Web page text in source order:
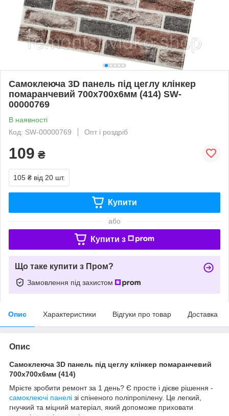
Самоклеюча 3D панель під цеглу клінкер
помаранчевий 700x700x6мм (414) SW-
00000769
В наявності
Код: SW-00000769
Опт і роздріб
109 ₴
105 ₴ від 20 шт.
Купити
або
Купити з
Що таке купити з Пром?
Замовлення під захистом
Опис Характеристики Відгуки про товар Доставка
Опис
Самоклеюча 3D панель під цеглу клінкер помаранчевий
700x700x6мм (414)
Мрієте зробити ремонт за 1 день? Є просте і дієве рішення -
самоклеючі панелі зі спіненого поліпропілену. Це легкий,
гнучкий та міцний матеріал, який допоможе приховати